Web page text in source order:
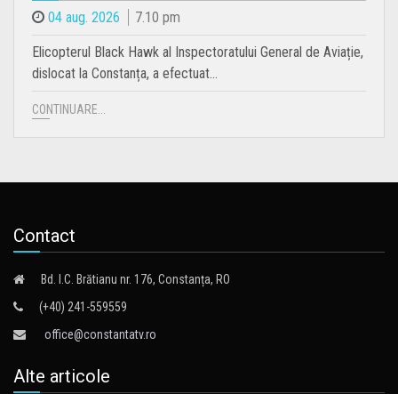
04 aug. 2026 7.10 pm
Elicopterul Black Hawk al Inspectoratului General de Aviație,
dislocat la Constanța, a efectuat…
CONTINUARE...
Contact
Bd. I.C. Brătianu nr. 176, Constanța, RO
(+40) 241-559559
office@constantatv.ro
Alte articole